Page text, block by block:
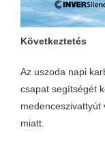
Következtetés
Az uszoda napi
csapat segítségét
miatt.